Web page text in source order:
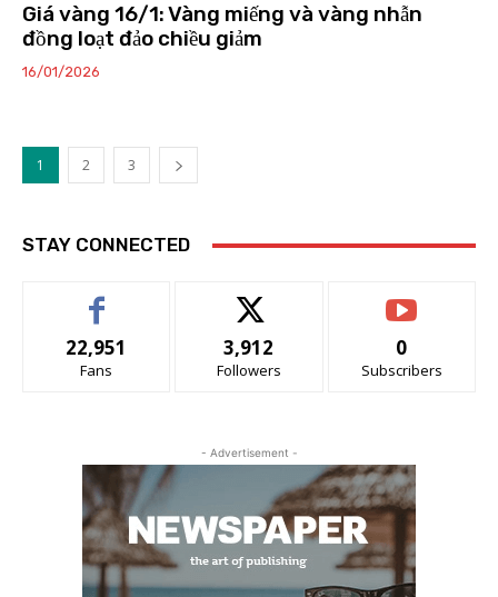
Giá vàng 16/1: Vàng miếng và vàng nhẫn
đồng loạt đảo chiều giảm
16/01/2026
1 2 3
STAY CONNECTED
22,951
Fans
3,912
Followers
0
Subscribers
- Advertisement -